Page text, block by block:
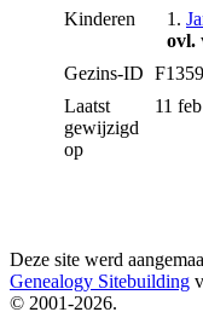
Kinderen
1.
ovl.
Gezins-ID
Laatst
gewijzigd
op
11
Deze site werd
Genealogy Sitebuilding
© 2001-2026.